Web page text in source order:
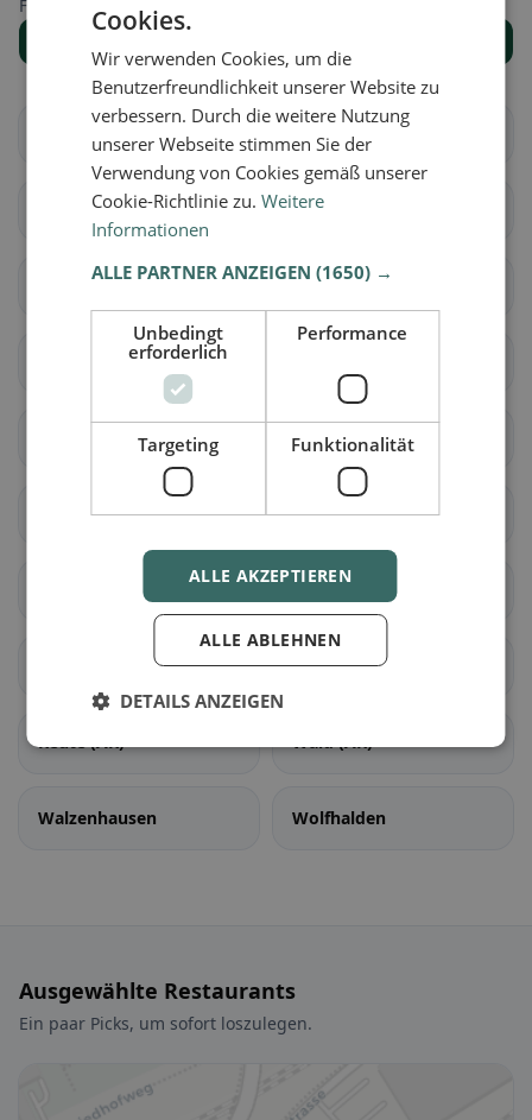
Finde den passenden Ort für deine Restaurantsuche.
Hundwil
Schönengrund Schwellbrunn
Stein (AR) Urnäsch
Speicher
Teufen (AR) Trogen
Heiden
Rehetobel
Reute (AR) Wald (AR)
Walzenhausen Wolfhalden
Ausgewählte Restaurants
Ein paar Picks, um sofort loszulegen.
Cookies.
Wir verwenden Cookies, um die
Benutzerfreundlichkeit unserer Website zu
verbessern. Durch die weitere Nutzung
unserer Webseite stimmen Sie der
Verwendung von Cookies gemäß unserer
Cookie-Richtlinie zu.Weitere
Informationen
ALLE PARTNER ANZEIGEN(1650) →
Unbedingt
erforderlich
Performance
Targeting Funktionalität
ALLE AKZEPTIEREN
ALLE ABLEHNEN
DETAILS ANZEIGEN